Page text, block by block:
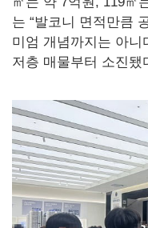
는 “발코니 면적만큼
미엄 개념까지는 아니
저층 매물부터 소진됐